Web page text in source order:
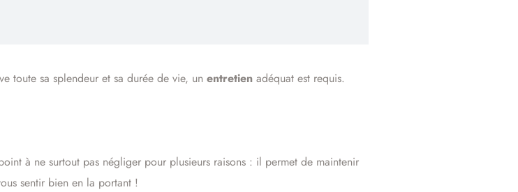
toute sa splendeur et sa durée de vie, un entretien adéquat est requis.
à ne surtout pas négliger pour plusieurs raisons : il permet de maintenir
sentir bien en la portant !